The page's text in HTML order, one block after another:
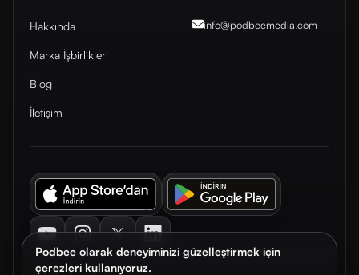
Podbee olarak deneyiminizi güzelleştirmek için
çerezleri kullanıyoruz.
Hakkında
Marka İşbirlikleri
Blog
İletişim
info@podbeemedia.com